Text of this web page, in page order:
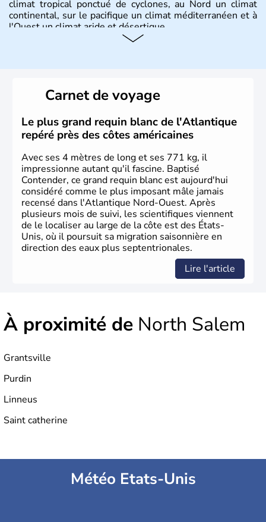
climat tropical ponctué de cyclones, au Nord un climat
continental, sur le pacifique un climat méditerranéen et à
l'Ouest un climat aride et désertique.
Plusieurs populations se sont succédées avant l'arrivée
des européens, suite à la découverte du continent par
Christophe Colomb en 1492. Les 13 colonies
britanniques proclament la Déclaration d'indépendance
en 1776 et adoptent leur première constitution en 1787.
La conquête de l'Ouest marque ensuite l'entrée dans une
phase de développement intense.
Carnet de voyage
Le plus grand requin blanc de l'Atlantique
repéré près des côtes américaines
Avec ses 4 mètres de long et ses 771 kg, il
impressionne autant qu'il fascine. Baptisé
Contender, ce grand requin blanc est aujourd'hui
considéré comme le plus imposant mâle jamais
recensé dans l'Atlantique Nord-Ouest. Après
plusieurs mois de suivi, les scientifiques viennent
de le localiser au large de la côte est des États-
Unis, où il poursuit sa migration saisonnière en
direction des eaux plus septentrionales.
Lire l'article
À proximité de North Salem
Grantsville
Purdin
Linneus
Saint catherine
Météo Etats-Unis